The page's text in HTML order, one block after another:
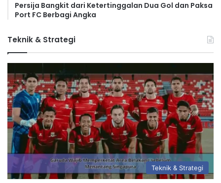
Persija Bangkit dari Ketertinggalan Dua Gol dan Paksa
Port FC Berbagi Angka
Teknik & Strategi
Teknik & Strategi